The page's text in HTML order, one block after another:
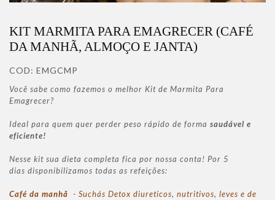
KIT MARMITA PARA EMAGRECER (CAFÉ
DA MANHÃ, ALMOÇO E JANTA)
COD: EMGCMP
Você sabe como fazemos o melhor Kit de Marmita Para
Emagrecer?
Ideal para quem quer perder peso rápido de forma saudável e
eficiente!
Nesse kit sua dieta completa fica por nossa conta! Por 5
dias disponibilizamos todas as refeições:
Café da manhã - Suchás Detox diureticos, nutritivos, leves e de